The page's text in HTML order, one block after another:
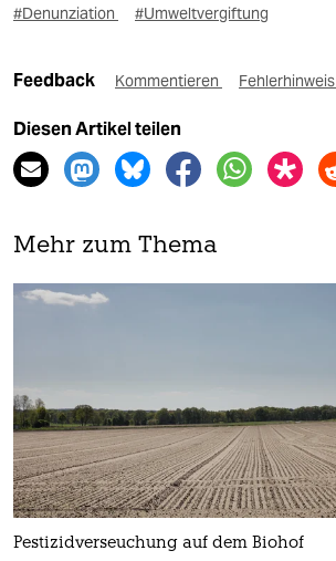
#Denunziation
#Umweltvergiftung
Feedback Kommentieren Fehlerhinweis
Diesen Artikel teilen
Mehr zum Thema
Pestizidverseuchung auf dem Biohof